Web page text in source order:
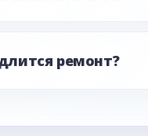
ремонт?